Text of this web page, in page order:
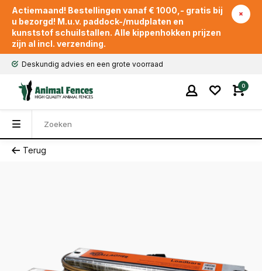
Actiemaand! Bestellingen vanaf € 1000,- gratis bij
u bezorgd! M.u.v. paddock-/mudplaten en
kunststof schuilstallen. Alle kippenhokken prijzen
zijn al incl. verzending.
Deskundig advies en een grote voorraad
0
Terug